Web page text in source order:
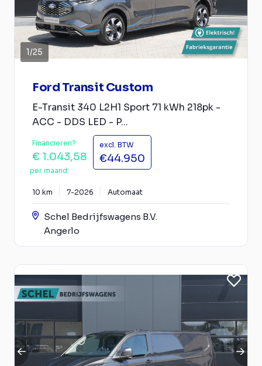
1/25
Ford Transit Custom
E-Transit 340 L2H1 Sport 71 kWh 218pk -
ACC - DDS LED - P...
Financieren?
€ 1.043,58
per maand
excl. BTW
€44.950
10 km 7-2026 Automaat
Schel Bedrijfswagens B.V.
Angerlo